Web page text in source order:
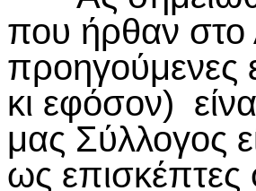
που ήρθαν στο
προηγούμενες
κι εφόσον)
μας Σύλλογος
ως επισκέπτες